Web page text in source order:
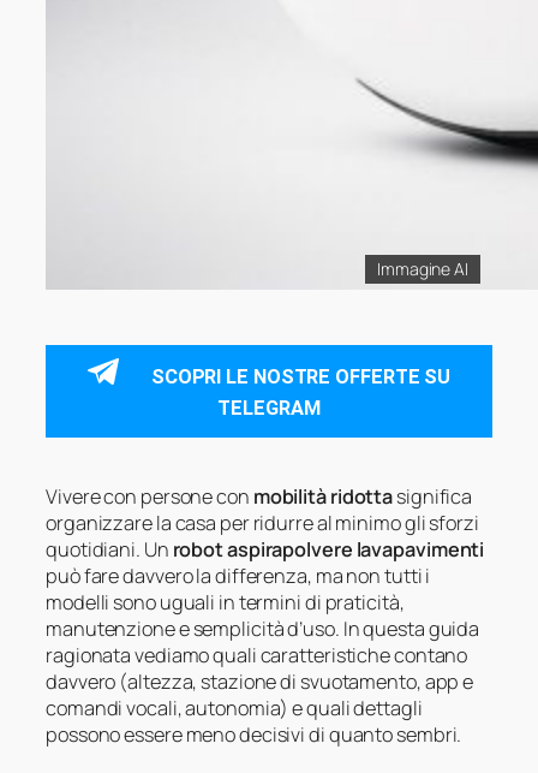
Immagine AI
SCOPRI LE NOSTRE OFFERTE SU
TELEGRAM
Vivere con persone con mobilità ridottasignifica
organizzare la casa per ridurre al minimo gli sforzi
quotidiani. Un robot aspirapolvere lavapavimenti
può fare davvero la differenza, ma non tutti i
modelli sono uguali in termini di praticità,
manutenzione e semplicità d’uso. In questa guida
ragionata vediamo quali caratteristiche contano
davvero (altezza, stazione di svuotamento, app e
comandi vocali, autonomia) e quali dettagli
possono essere meno decisivi di quanto sembri.